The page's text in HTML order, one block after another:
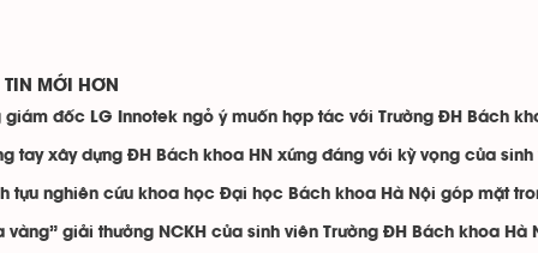
TIN MỚI HƠN
giám đốc LG Innotek ngỏ ý muốn hợp tác với Trường ĐH Bách
tay xây dựng ĐH Bách khoa HN xứng đáng với kỳ vọng của
tựu nghiên cứu khoa học Đại học Bách khoa Hà Nội góp mặt
vàng” giải thưởng NCKH của sinh viên Trường ĐH Bách khoa Hà